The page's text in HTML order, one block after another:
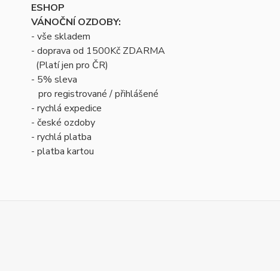
ESHOP
VÁNOČNÍ OZDOBY:
- vše skladem
- doprava od 1500Kč ZDARMA
(Platí jen pro ČR)
- 5% sleva
pro registrované / přihlášené
- rychlá expedice
- české ozdoby
- rychlá platba
- platba kartou